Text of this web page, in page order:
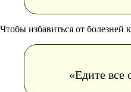
Чтобы избавиться от болезней
«Едите все